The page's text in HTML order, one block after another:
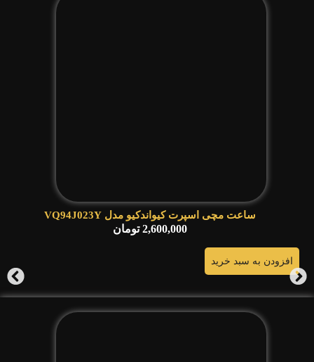
ساعت مچی اسپرت کیواندکیو مدل VQ94J023Y
2,600,000 تومان
افزودن به سبد خرید